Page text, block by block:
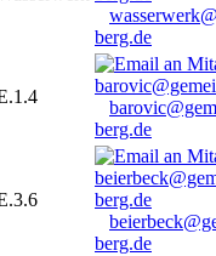
berg.de
berg.de
berg.de